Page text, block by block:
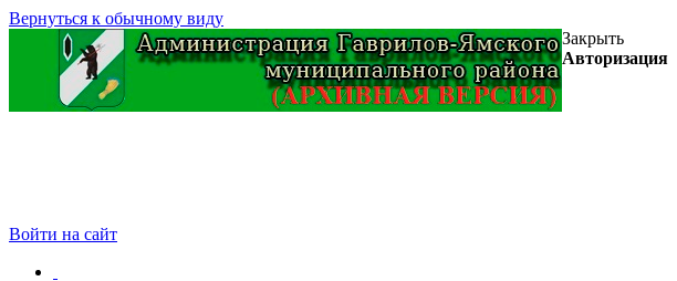
Вернуться к обычному виду
Закрыть
Авторизация
Войти на сайт